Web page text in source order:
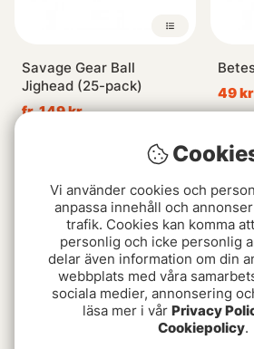
Savage Gear Ball
Jighead (25-pack)
fr. 149 kr
49 kr
Vi använder cookies och
anpassa innehåll och
trafik. Cookies kan komma
personlig och icke personlig
delar även information om din
webbplats med våra
sociala medier, annonsering
läsa mer i vår Privacy
Cookiepolicy.